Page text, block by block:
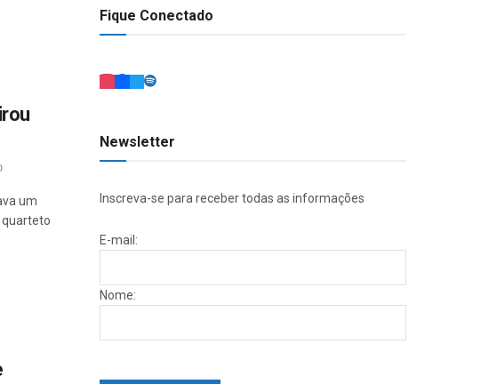
um
quarteto
Fique Conectado
Newsletter
Inscreva-se para receber todas as informações
E-mail:
Nome: